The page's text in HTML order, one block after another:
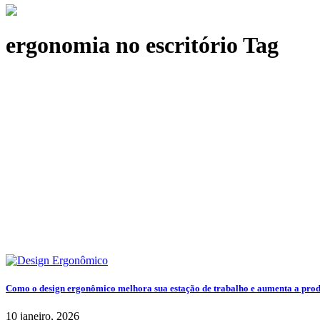
ergonomia no escritório Tag
Como o design ergonômico melhora sua estação de trabalho e aumenta a
10 janeiro, 2026